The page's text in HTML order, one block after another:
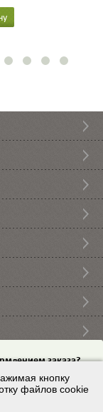
использования
заказа?
и мы с вами
кнопку
файлов cookie